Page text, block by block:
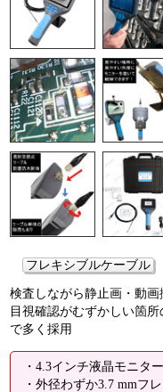
フレキシブルケーブル
検査しながら静止画・動画
目視確認がむずかしい箇
で多く採用
・4.3インチ液晶モニタ
・外径わずか3.7 mmフ